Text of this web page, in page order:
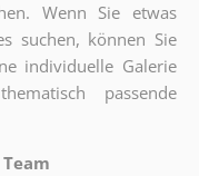
Wenn Sie etwas
suchen, können Sie
individuelle Galerie
passende